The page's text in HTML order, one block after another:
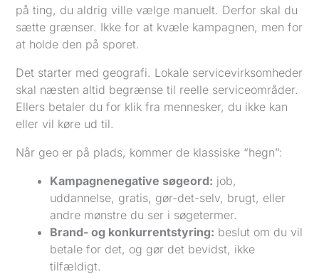
på ting, du aldrig ville vælge manuelt. Derfor skal du
sætte grænser. Ikke for at kvæle kampagnen, men for
at holde den på sporet.
Det starter med geografi. Lokale servicevirksomheder
skal næsten altid begrænse til reelle serviceområder.
Ellers betaler du for klik fra mennesker, du ikke kan
eller vil køre ud til.
Når geo er på plads, kommer de klassiske “hegn”:
Kampagnenegative søgeord: job,
uddannelse, gratis, gør-det-selv, brugt, eller
andre mønstre du ser i søgetermer.
Brand- og konkurrentstyring: beslut om du vil
betale for det, og gør det bevidst, ikke
tilfældigt.